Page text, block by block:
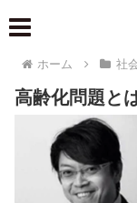
ホーム 社
高齢化問題と